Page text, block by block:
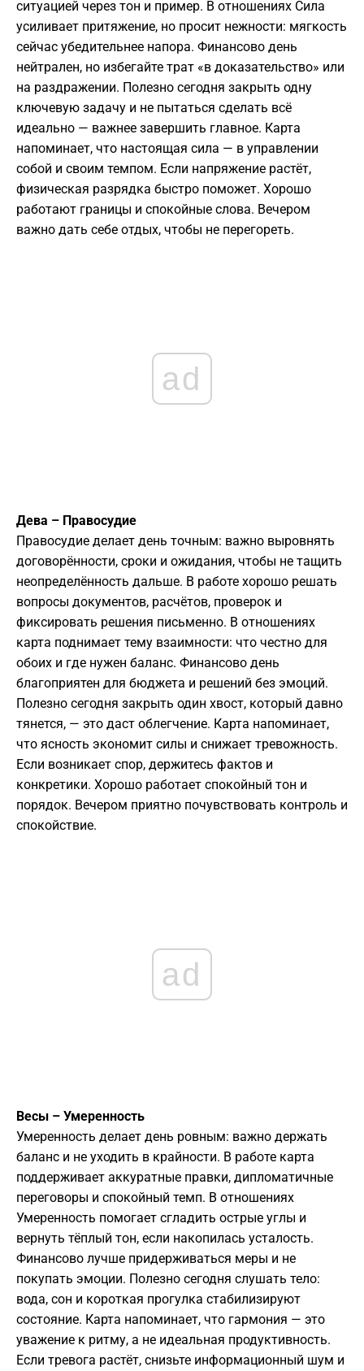
ситуацией через тон и пример. В отношениях Сила
усиливает притяжение, но просит нежности: мягкость
сейчас убедительнее напора. Финансово день
нейтрален, но избегайте трат «в доказательство» или
на раздражении. Полезно сегодня закрыть одну
ключевую задачу и не пытаться сделать всё
идеально — важнее завершить главное. Карта
напоминает, что настоящая сила — в управлении
собой и своим темпом. Если напряжение растёт,
физическая разрядка быстро поможет. Хорошо
работают границы и спокойные слова. Вечером
важно дать себе отдых, чтобы не перегореть.
ad
Дева – Правосудие
Правосудие делает день точным: важно выровнять
договорённости, сроки и ожидания, чтобы не тащить
неопределённость дальше. В работе хорошо решать
вопросы документов, расчётов, проверок и
фиксировать решения письменно. В отношениях
карта поднимает тему взаимности: что честно для
обоих и где нужен баланс. Финансово день
благоприятен для бюджета и решений без эмоций.
Полезно сегодня закрыть один хвост, который давно
тянется, — это даст облегчение. Карта напоминает,
что ясность экономит силы и снижает тревожность.
Если возникает спор, держитесь фактов и
конкретики. Хорошо работает спокойный тон и
порядок. Вечером приятно почувствовать контроль и
спокойствие.
ad
Весы – Умеренность
Умеренность делает день ровным: важно держать
баланс и не уходить в крайности. В работе карта
поддерживает аккуратные правки, дипломатичные
переговоры и спокойный темп. В отношениях
Умеренность помогает сгладить острые углы и
вернуть тёплый тон, если накопилась усталость.
Финансово лучше придерживаться меры и не
покупать эмоции. Полезно сегодня слушать тело:
вода, сон и короткая прогулка стабилизируют
состояние. Карта напоминает, что гармония — это
уважение к ритму, а не идеальная продуктивность.
Если тревога растёт, снизьте информационный шум и